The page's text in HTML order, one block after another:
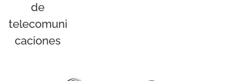
de
telecomuni
caciones